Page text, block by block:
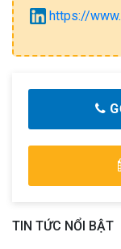
https://
TIN TỨC NỔI BẬT